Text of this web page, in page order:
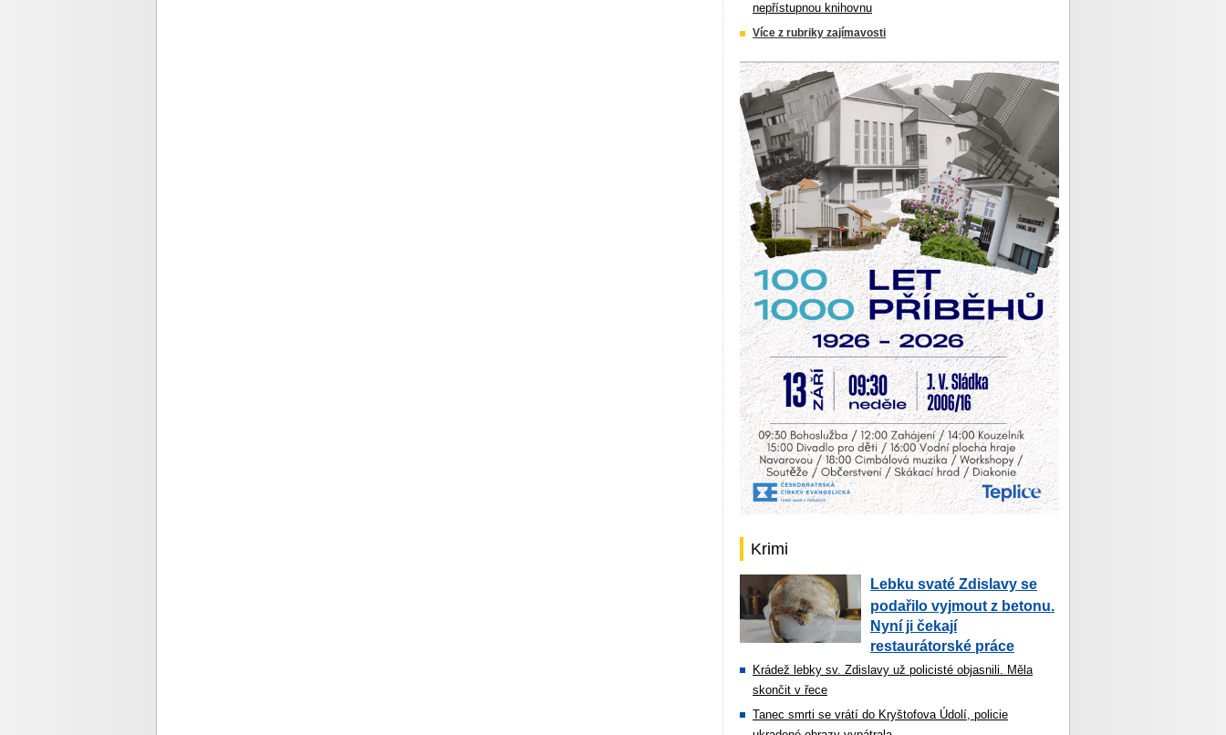
nepřístupnou knihovnu
Více z rubriky zajímavosti
Krimi
Lebku svaté Zdislavy se
podařilo vyjmout z betonu.
Nyní ji čekají
restaurátorské práce
Krádež lebky sv. Zdislavy už policisté objasnili. Měla
skončit v řece
Tanec smrti se vrátí do Kryštofova Údolí, policie